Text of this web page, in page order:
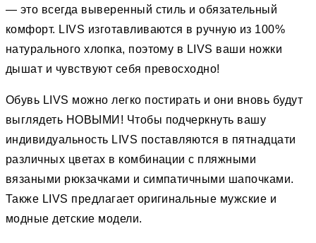
— это всегда выверенный стиль и обязательный
комфорт. LIVS изготавливаются в ручную из 100%
натурального хлопка, поэтому в LIVS ваши ножки
дышат и чувствуют себя превосходно!
Обувь LIVS можно легко постирать и они вновь будут
выглядеть НОВЫМИ! Чтобы подчеркнуть вашу
индивидуальность LIVS поставляются в пятнадцати
различных цветах в комбинации с пляжными
вязаными рюкзачками и симпатичными шапочками.
Также LIVS предлагает оригинальные мужские и
модные детские модели.